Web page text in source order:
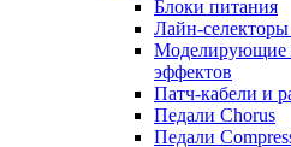
Блоки питания
Лайн-
Моделирующие
эффектов
Патч-кабели и
Педали Chorus
Педали